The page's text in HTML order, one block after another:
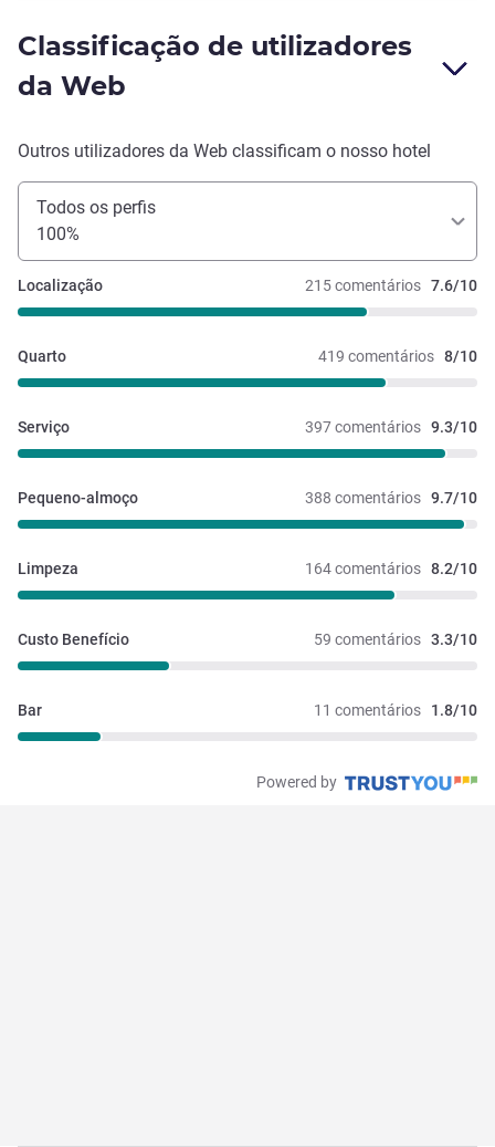
Classificação de utilizadores
da Web
Outros utilizadores da Web classificam o nosso hotel
Todos os perfis
100%
215 comentários 7.6/10
Localização
419 comentários 8/10
Quarto
397 comentários 9.3/10
Serviço
388 comentários 9.7/10
Pequeno-almoço
164 comentários 8.2/10
Limpeza
59 comentários 3.3/10
Custo Benefício
11 comentários 1.8/10
Bar
Powered by